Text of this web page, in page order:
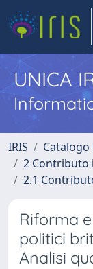
UNICA
IRIS
Catalogo
2 Contributo
2.1
Riforma
politici
Analisi